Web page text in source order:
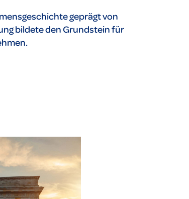
geprägt von
bildete den Grundstein für